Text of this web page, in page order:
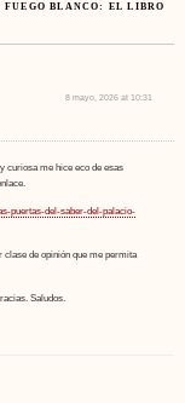
FUEGO BLANCO: EL LIBRO
8 mayo, 2026 at 10:31
curiosa me hice eco de esas
puertas-del-saber-del-palacio-
clase de opinión que me permita
Saludos.